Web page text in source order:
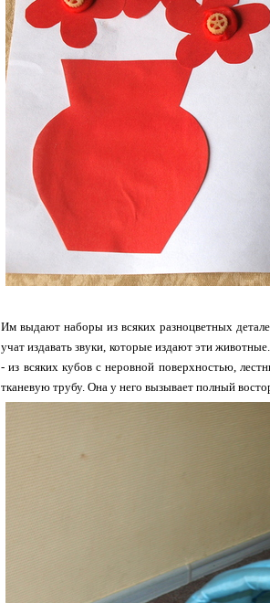
Им выдают наборы из всяких разноцветных
учат издавать звуки, которые издают эти
- из всяких кубов с неровной поверхностью,
тканевую трубу. Она у него вызывает полный